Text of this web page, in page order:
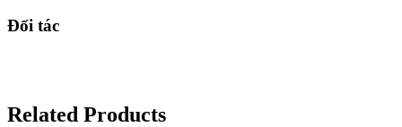
Đối tác
Related Products